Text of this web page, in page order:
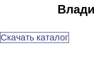
Скачать каталог